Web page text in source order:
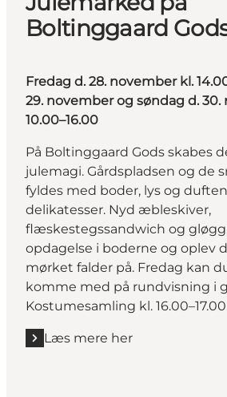
Boltinggaard
Fredag d. 28. november kl.
29. november og søndag d. 30.
10.00–16.00
På Boltinggaard Gods skabes
julemagi. Gårdspladsen og de
fyldes med boder, lys og
delikatesser. Nyd æbleskiver,
flæskestegssandwich og
opdagelse i boderne og oplev
mørket falder på. Fredag kan
komme med på rundvisning i
Kostumesamling kl.
Læs mere her